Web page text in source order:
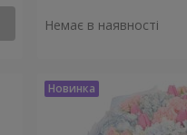
Немає в наявності